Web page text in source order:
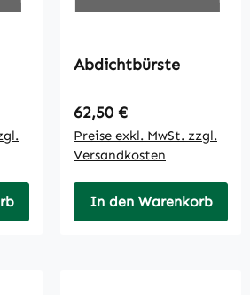
Abdichtbürste
Regulärer Preis:
62,50 €
Preise exkl. MwSt. zzgl.
Versandkosten
In den Warenkorb